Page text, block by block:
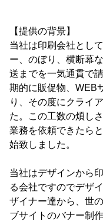
【提供の背景】
当社は印刷会社とし
ー、のぼり、横断幕
送までを一気通貫で
期的に販促物、WEB
り、その度にクライ
た。この工数の煩し
業務を依頼できたら
始致しました。
当社はデザインから
る会社ですのでデザ
ザイナー達から、世
ブサイトのバナー制